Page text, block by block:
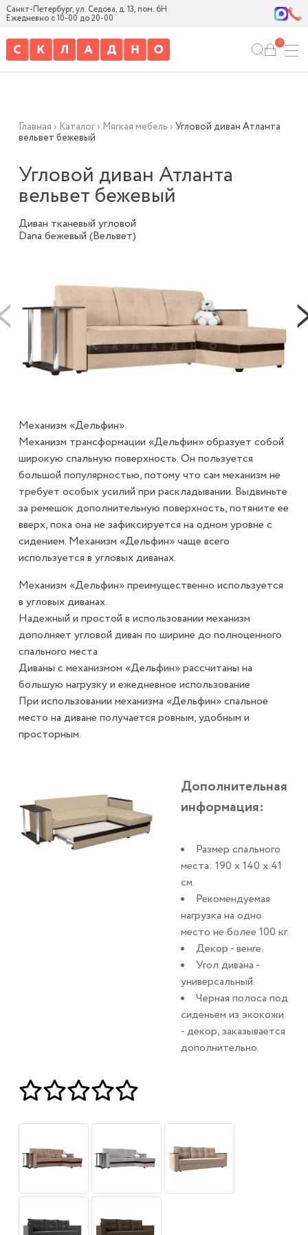
Санкт-Петербург, ул. Седова, д. 13, пом. 6Н
Ежедневно с 10-00 до 20-00
0
Главная › Каталог› Мягкая мебель › Угловой диван Атланта
вельвет бежевый
Угловой диван Атланта
вельвет бежевый
Диван тканевый угловой
Dana бежевый (Вельвет)
Механизм «Дельфин»
Механизм трансформации «Дельфин» образует собой
широкую спальную поверхность. Он пользуется
большой популярностью, потому что сам механизм не
требует особых усилий при раскладывании. Выдвиньте
за ремешок дополнительную поверхность, потяните ее
вверх, пока она не зафиксируется на одном уровне с
сидением. Механизм «Дельфин» чаще всего
используется в угловых диванах.
Механизм «Дельфин» преимущественно используется
в угловых диванах.
Надежный и простой в использовании механизм
дополняет угловой диван по ширине до полноценного
спального места
Диваны с механизмом «Дельфин» рассчитаны на
большую нагрузку и ежедневное использование
При использовании механизма «Дельфин» спальное
место на диване получается ровным, удобным и
просторным.
Дополнительная
информация:
Размер спального
места: 190 х 140 х 41
см.
Рекомендуемая
нагрузка на одно
место не более 100 кг.
Декор - венге.
Угол дивана -
универсальный.
Черная полоса под
сиденьем из экокожи
- декор, заказывается
дополнительно.